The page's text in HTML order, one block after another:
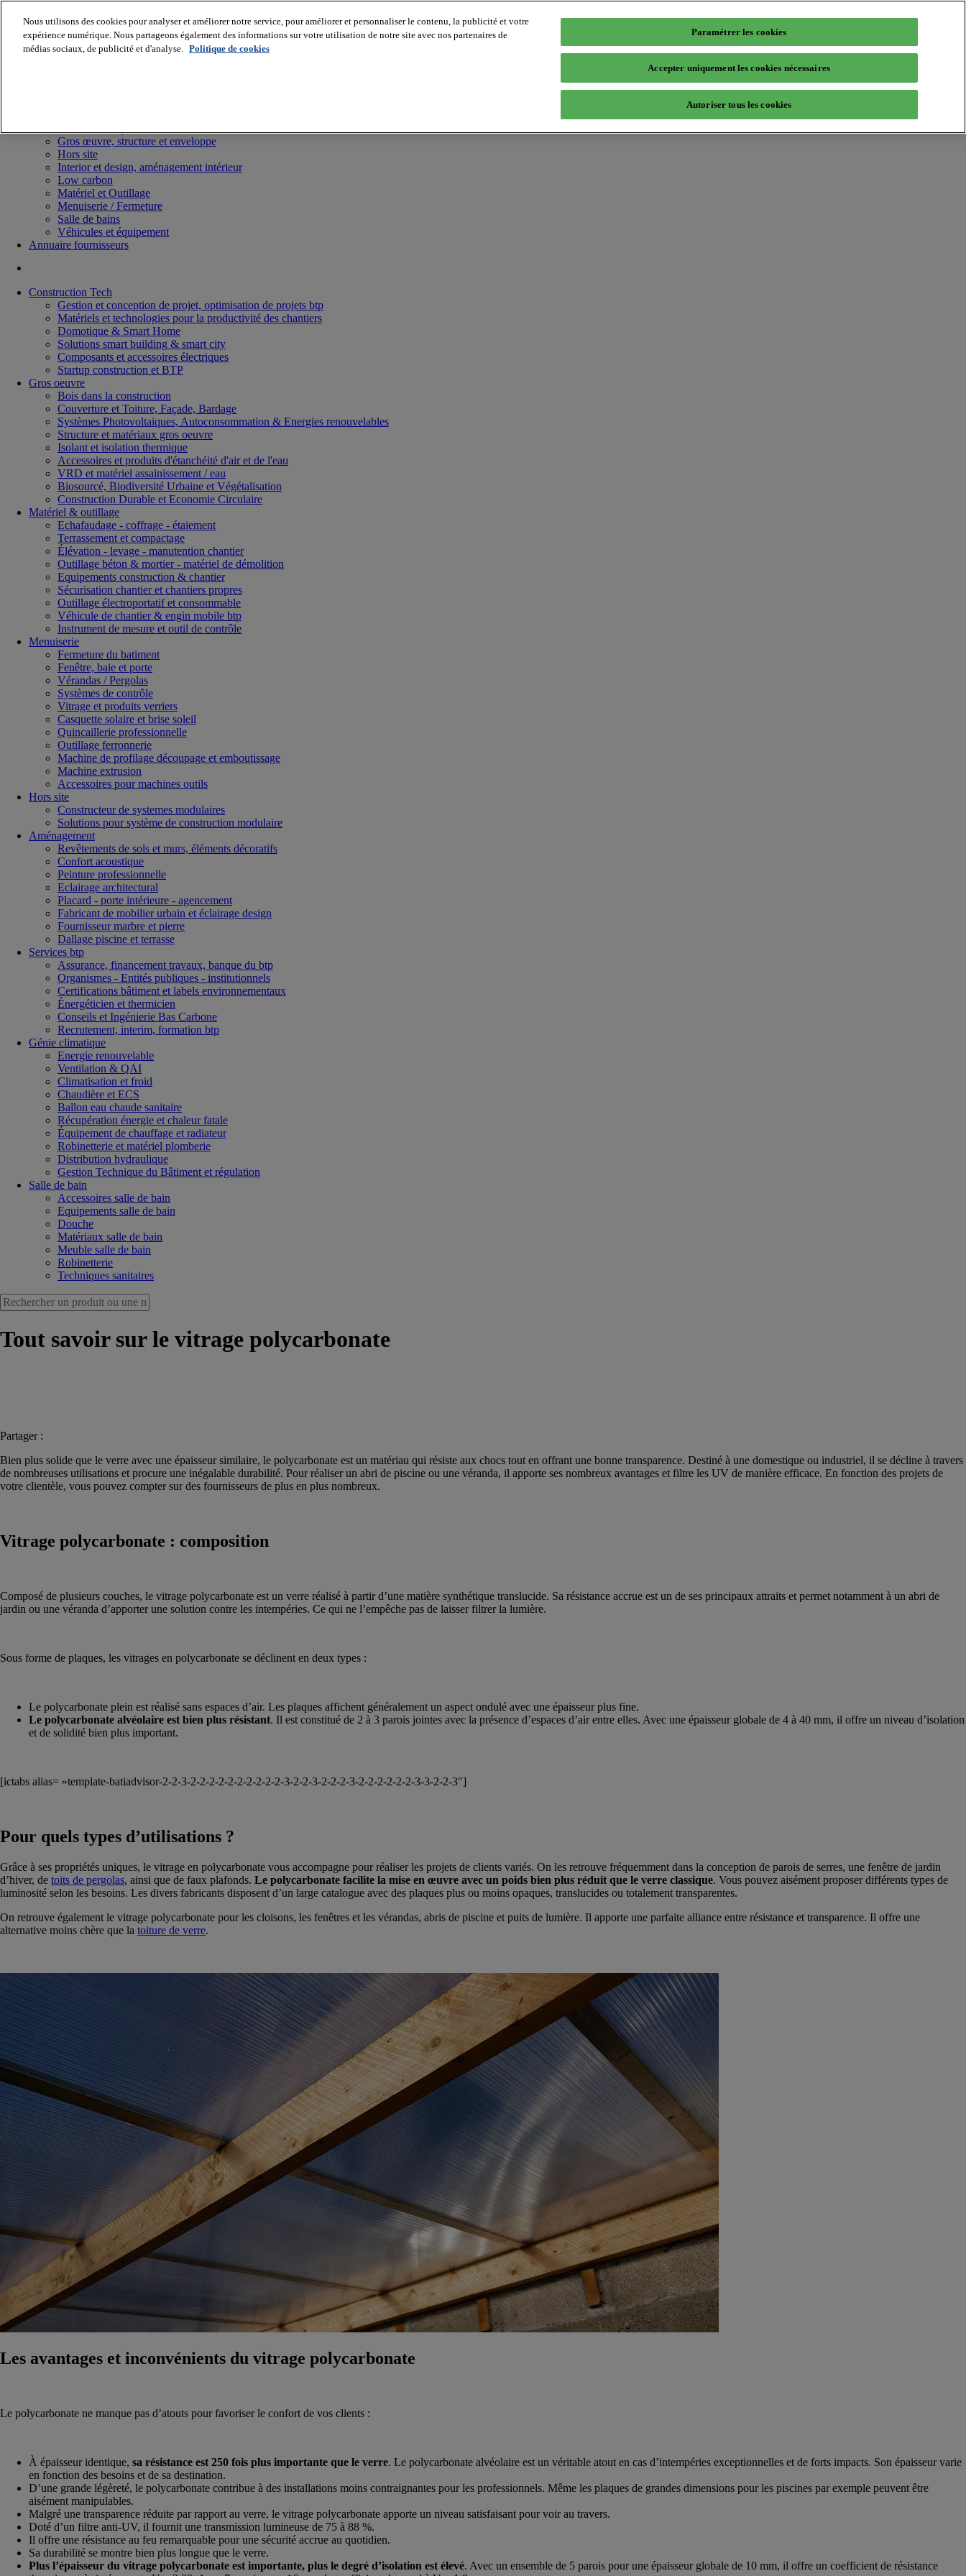
Gros œuvre, structure et enveloppe
Hors site
Interior et design, aménagement intérieur
Low carbon
Matériel et Outillage
Menuiserie / Fermeture
Salle de bains
Véhicules et équipement
Annuaire fournisseurs
Construction Tech
Gestion et conception de projet, optimisation de projets btp
Matériels et technologies pour la productivité des chantiers
Domotique & Smart Home
Solutions smart building & smart city
Composants et accessoires électriques
Startup construction et BTP
Gros oeuvre
Bois dans la construction
Couverture et Toiture, Façade, Bardage
Systèmes Photovoltaiques, Autoconsommation & Energies renouvelables
Structure et matériaux gros oeuvre
Isolant et isolation thermique
Accessoires et produits d'étanchéité d'air et de l'eau
VRD et matériel assainissement / eau
Biosourcé, Biodiversité Urbaine et Végétalisation
Construction Durable et Economie Circulaire
Matériel & outillage
Echafaudage - coffrage - étaiement
Terrassement et compactage
Élévation - levage - manutention chantier
Outillage béton & mortier - matériel de démolition
Equipements construction & chantier
Sécurisation chantier et chantiers propres
Outillage électroportatif et consommable
Véhicule de chantier & engin mobile btp
Instrument de mesure et outil de contrôle
Menuiserie
Fermeture du batiment
Fenêtre, baie et porte
Vérandas / Pergolas
Systèmes de contrôle
Vitrage et produits verriers
Casquette solaire et brise soleil
Quincaillerie professionnelle
Outillage ferronnerie
Machine de profilage découpage et emboutissage
Machine extrusion
Accessoires pour machines outils
Hors site
Constructeur de systemes modulaires
Solutions pour système de construction modulaire
Aménagement
Revêtements de sols et murs, éléments décoratifs
Confort acoustique
Peinture professionnelle
Eclairage architectural
Placard - porte intérieure - agencement
Fabricant de mobilier urbain et éclairage design
Fournisseur marbre et pierre
Dallage piscine et terrasse
Services btp
Assurance, financement travaux, banque du btp
Organismes - Entités publiques - institutionnels
Certifications bâtiment et labels environnementaux
Énergéticien et thermicien
Conseils et Ingénierie Bas Carbone
Recrutement, interim, formation btp
Génie climatique
Energie renouvelable
Ventilation & QAI
Climatisation et froid
Chaudière et ECS
Ballon eau chaude sanitaire
Récupération énergie et chaleur fatale
Équipement de chauffage et radiateur
Robinetterie et matériel plomberie
Distribution hydraulique
Gestion Technique du Bâtiment et régulation
Salle de bain
Accessoires salle de bain
Equipements salle de bain
Douche
Matériaux salle de bain
Meuble salle de bain
Robinetterie
Techniques sanitaires
Tout savoir sur le vitrage polycarbonate
Partager :
Bien plus solide que le verre avec une épaisseur similaire, le polycarbonate est un matériau qui résiste aux chocs tout en offrant une bonne transparence. Destiné à une domestique ou industriel, il se décline à travers
de nombreuses utilisations et procure une inégalable durabilité. Pour réaliser un abri de piscine ou une véranda, il apporte ses nombreux avantages et filtre les UV de manière efficace. En fonction des projets de
votre clientèle, vous pouvez compter sur des fournisseurs de plus en plus nombreux.
Vitrage polycarbonate : composition
Composé de plusieurs couches, le vitrage polycarbonate est un verre réalisé à partir d’une matière synthétique translucide. Sa résistance accrue est un de ses principaux attraits et permet notamment à un abri de
jardin ou une véranda d’apporter une solution contre les intempéries. Ce qui ne l’empêche pas de laisser filtrer la lumière.
Sous forme de plaques, les vitrages en polycarbonate se déclinent en deux types :
Le polycarbonate plein est réalisé sans espaces d’air. Les plaques affichent généralement un aspect ondulé avec une épaisseur plus fine.
Le polycarbonate alvéolaire est bien plus résistant. Il est constitué de 2 à 3 parois jointes avec la présence d’espaces d’air entre elles. Avec une épaisseur globale de 4 à 40 mm, il offre un niveau d’isolation
et de solidité bien plus important.
[ictabs alias= »template-batiadvisor-2-2-3-2-2-2-2-2-2-2-2-2-2-3-2-2-3-2-2-2-3-2-2-2-2-2-2-3-3-2-2-3″]
Pour quels types d’utilisations ?
Grâce à ses propriétés uniques, le vitrage en polycarbonate vous accompagne pour réaliser les projets de clients variés. On les retrouve fréquemment dans la conception de parois de serres, une fenêtre de jardin
d’hiver, de toits de pergolas, ainsi que de faux plafonds. Le polycarbonate facilite la mise en œuvre avec un poids bien plus réduit que le verre classique. Vous pouvez aisément proposer différents types de
luminosité selon les besoins. Les divers fabricants disposent d’un large catalogue avec des plaques plus ou moins opaques, translucides ou totalement transparentes.
On retrouve également le vitrage polycarbonate pour les cloisons, les fenêtres et les vérandas, abris de piscine et puits de lumière. Il apporte une parfaite alliance entre résistance et transparence. Il offre une
alternative moins chère que la toiture de verre.
Les avantages et inconvénients du vitrage polycarbonate
Le polycarbonate ne manque pas d’atouts pour favoriser le confort de vos clients :
À épaisseur identique, sa résistance est 250 fois plus importante que le verre. Le polycarbonate alvéolaire est un véritable atout en cas d’intempéries exceptionnelles et de forts impacts. Son épaisseur varie
en fonction des besoins et de sa destination.
D’une grande légèreté, le polycarbonate contribue à des installations moins contraignantes pour les professionnels. Même les plaques de grandes dimensions pour les piscines par exemple peuvent être
aisément manipulables.
Malgré une transparence réduite par rapport au verre, le vitrage polycarbonate apporte un niveau satisfaisant pour voir au travers.
Doté d’un filtre anti-UV, il fournit une transmission lumineuse de 75 à 88 %.
Il offre une résistance au feu remarquable pour une sécurité accrue au quotidien.
Sa durabilité se montre bien plus longue que le verre.
Plus l’épaisseur du vitrage polycarbonate est importante, plus le degré d’isolation est élevé. Avec un ensemble de 5 parois pour une épaisseur globale de 10 mm, il offre un coefficient de résistance
Nous utilisons des cookies pour analyser et améliorer notre service, pour améliorer et personnaliser le contenu, la publicité et votre
expérience numérique. Nous partageons également des informations sur votre utilisation de notre site avec nos partenaires de
médias sociaux, de publicité et d'analyse. Politique de cookies
Paramétrer les cookies
Accepter uniquement les cookies nécessaires
Autoriser tous les cookies